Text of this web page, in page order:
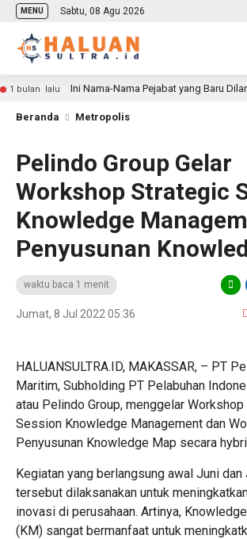
MENU Sabtu, 08 Agu 2026
1 bulan lalu Ini Nama-Nama Pejabat yang Baru
Beranda Metropolis
Pelindo Group Gelar
Workshop Strategic
Knowledge
Penyusunan
waktu baca 1 menit
Jumat, 8 Jul 2022 05:36
HALUANSULTRA.ID, MAKASSAR, – PT
Maritim, Subholding PT Pelabuhan
atau Pelindo Group, menggelar
Session Knowledge Management dan
Penyusunan Knowledge Map secara
Kegiatan yang berlangsung awal Juni
tersebut dilaksanakan untuk
inovasi di perusahaan. Artinya,
(KM) sangat bermanfaat untuk